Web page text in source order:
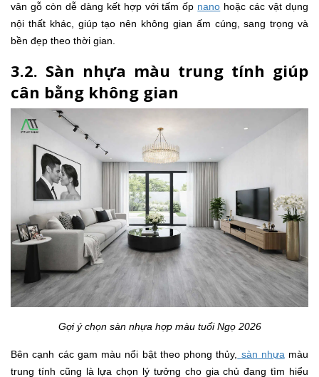
vân gỗ còn dễ dàng kết hợp với tấm ốp nano hoặc các vật dụng
nội thất khác, giúp tạo nên không gian ấm cúng, sang trọng và
bền đẹp theo thời gian.
3.2. Sàn nhựa màu trung tính giúp
cân bằng không gian
Gợi ý chọn sàn nhựa hợp màu tuổi Ngọ 2026
Bên cạnh các gam màu nổi bật theo phong thủy, sàn nhựa màu
trung tính cũng là lựa chọn lý tưởng cho gia chủ đang tìm hiểu